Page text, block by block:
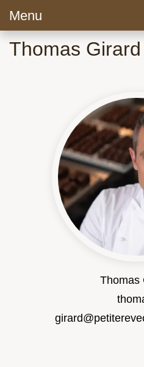
Menu
Thomas Girard
Thomas